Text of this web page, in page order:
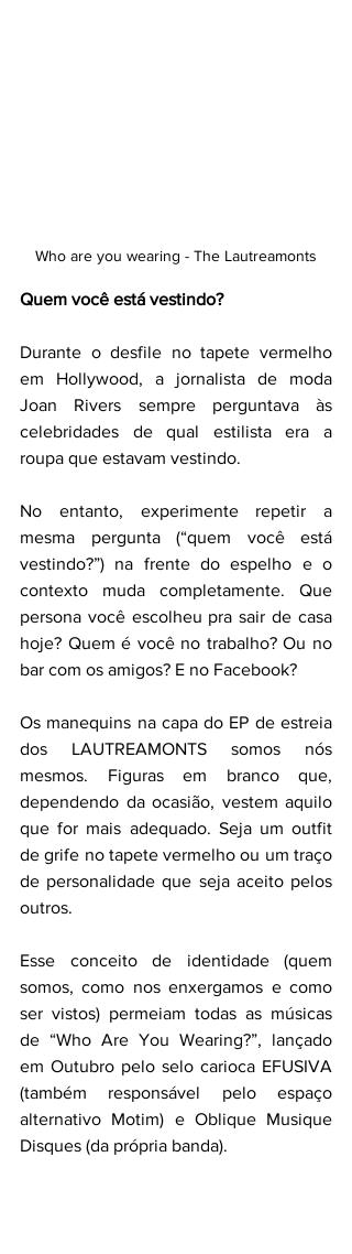
Who are you wearing - The Lautreamonts
Quem você está vestindo?
Durante o desfile no tapete vermelho
em Hollywood, a jornalista de moda
Joan Rivers sempre perguntava às
celebridades de qual estilista era a
roupa que estavam vestindo.
No entanto, experimente repetir a
mesma pergunta (“quem você está
vestindo?”) na frente do espelho e o
contexto muda completamente. Que
persona você escolheu pra sair de casa
hoje? Quem é você no trabalho? Ou no
bar com os amigos? E no Facebook?
Os manequins na capa do EP de estreia
dos LAUTREAMONTS somos nós
mesmos. Figuras em branco que,
dependendo da ocasião, vestem aquilo
que for mais adequado. Seja um outfit
de grife no tapete vermelho ou um traço
de personalidade que seja aceito pelos
outros.
Esse conceito de identidade (quem
somos, como nos enxergamos e como
ser vistos) permeiam todas as músicas
de “Who Are You Wearing?”, lançado
em Outubro pelo selo carioca EFUSIVA
(também responsável pelo espaço
alternativo Motim) e Oblique Musique
Disques (da própria banda).